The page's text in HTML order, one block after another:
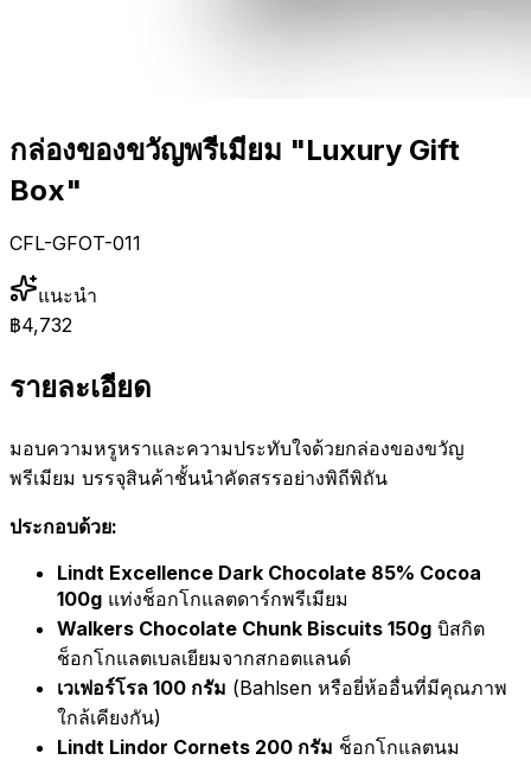
กล่องของขวัญพรีเมียม "Luxury Gift
Box"
CFL-GFOT-011
แนะนำ
฿4,732
รายละเอียด
มอบความหรูหราและความประทับใจด้วยกล่องของขวัญ
พรีเมียม บรรจุสินค้าชั้นนำคัดสรรอย่างพิถีพิถัน
ประกอบด้วย:
Lindt Excellence Dark Chocolate 85% Cocoa
100g แท่งช็อกโกแลตดาร์กพรีเมียม
Walkers Chocolate Chunk Biscuits 150g บิสกิต
ช็อกโกแลตเบลเยียมจากสกอตแลนด์
เวเฟอร์โรล 100 กรัม (Bahlsen หรือยี่ห้ออื่นที่มีคุณภาพ
ใกล้เคียงกัน)
Lindt Lindor Cornets 200 กรัม ช็อกโกแลตนม